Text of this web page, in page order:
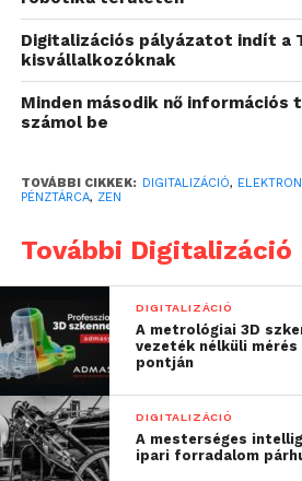
ill. számos tranzakció kezelhető
Európai Bizottság most új
személyazonosító rendszert
amely lényege, hogy egy
tárolhatók lesznek a személyes
és bankkártyák.
„A piac
nyitottságát
véve, úgy
az Európai
számára lesz
megoldás
Digitalizációs pályázatot indít a
kisvállalkozóknak
Minden második nő
számol be
TOVÁBBI CIKKEK: DIGITALIZÁCIÓ,
PÉNZTÁRCA, ZEN
További Digitalizáció
DIGITALIZÁCIÓ
A metrológiai 3D
vezeték nélküli
pontján
DIGITALIZÁCIÓ
A mesterséges
ipari forradalom